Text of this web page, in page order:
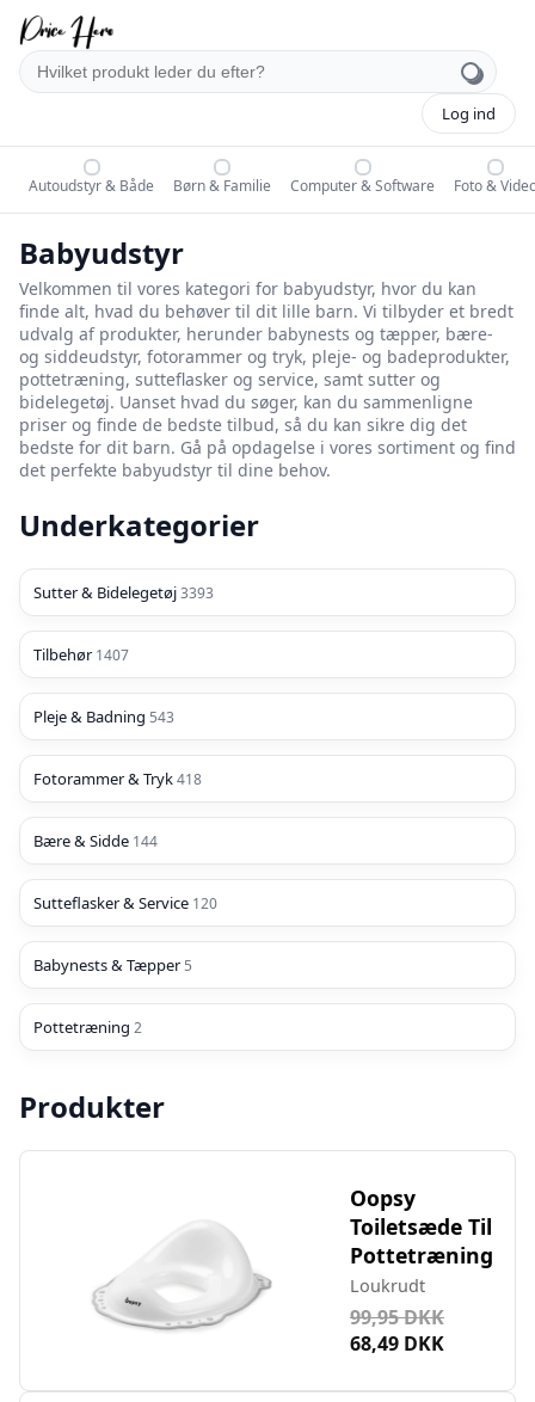
Log ind
Autoudstyr & Både Børn & Familie Computer & Software Foto &
Babyudstyr
Velkommen til vores kategori for babyudstyr, hvor du kan
finde alt, hvad du behøver til dit lille barn. Vi tilbyder et bredt
udvalg af produkter, herunder babynests og tæpper, bære-
og siddeudstyr, fotorammer og tryk, pleje- og badeprodukter,
pottetræning, sutteflasker og service, samt sutter og
bidelegetøj. Uanset hvad du søger, kan du sammenligne
priser og finde de bedste tilbud, så du kan sikre dig det
bedste for dit barn. Gå på opdagelse i vores sortiment og find
det perfekte babyudstyr til dine behov.
Underkategorier
Sutter & Bidelegetøj3393
Tilbehør1407
Pleje & Badning 543
Fotorammer & Tryk418
Bære & Sidde 144
Sutteflasker & Service 120
Babynests & Tæpper5
Pottetræning 2
Produkter
Oopsy
Toiletsæde Til
Pottetræning
Loukrudt
99,95 DKK
68,49 DKK